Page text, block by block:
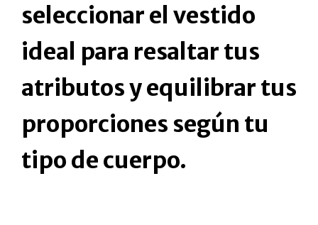
seleccionar el vestido
ideal para resaltar tus
atributos y equilibrar tus
proporciones según tu
tipo de cuerpo.